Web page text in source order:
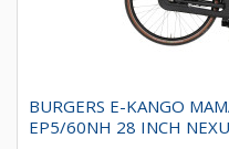
BURGERS E-KANGO
EP5/60NH 28 INCH